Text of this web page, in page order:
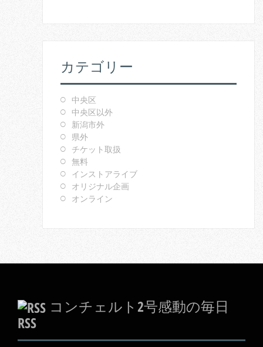
カテゴリー
中央区
中央区以外
新潟市外
県外
チケット取扱
無料
インストアライブ
オリジナル企画
オンライン
コンチェルト2号感動の毎日
RSS